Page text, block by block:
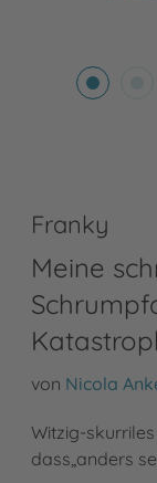
Franky
Meine
von Nicola
Witzig-skurriles
dass„anders